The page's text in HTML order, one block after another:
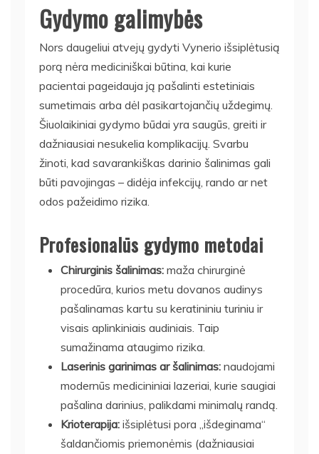
Gydymo galimybės
Nors daugeliui atvejų gydyti Vynerio išsiplėtusią
porą nėra mediciniškai būtina, kai kurie
pacientai pageidauja ją pašalinti estetiniais
sumetimais arba dėl pasikartojančių uždegimų.
Šiuolaikiniai gydymo būdai yra saugūs, greiti ir
dažniausiai nesukelia komplikacijų. Svarbu
žinoti, kad savarankiškas darinio šalinimas gali
būti pavojingas – didėja infekcijų, rando ar net
odos pažeidimo rizika.
Profesionalūs gydymo metodai
Chirurginis šalinimas: maža chirurginė
procedūra, kurios metu dovanos audinys
pašalinamas kartu su keratininiu turiniu ir
visais aplinkiniais audiniais. Taip
sumažinama ataugimo rizika.
Laserinis garinimas ar šalinimas: naudojami
modernūs medicininiai lazeriai, kurie saugiai
pašalina darinius, palikdami minimalų randą.
Krioterapija: išsiplėtusi pora „išdeginama“
šaldančiomis priemonėmis (dažniausiai